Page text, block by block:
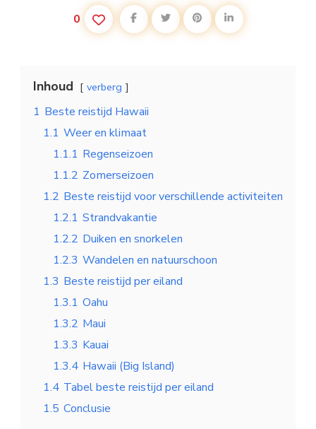
0
Inhoud verberg
1 Beste reistijd Hawaii
1.1 Weer en klimaat
1.1.1 Regenseizoen
1.1.2 Zomerseizoen
1.2 Beste reistijd voor verschillende activiteiten
1.2.1 Strandvakantie
1.2.2 Duiken en snorkelen
1.2.3 Wandelen en natuurschoon
1.3 Beste reistijd per eiland
1.3.1 Oahu
1.3.2 Maui
1.3.3 Kauai
1.3.4 Hawaii (Big Island)
1.4 Tabel beste reistijd per eiland
1.5 Conclusie